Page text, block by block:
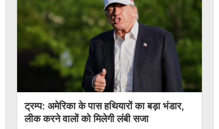
ट्रम्प: अमेरिका के पास हथियारों का बड़ा भंडार,
लीक करने वालों को मिलेगी लंबी सजा